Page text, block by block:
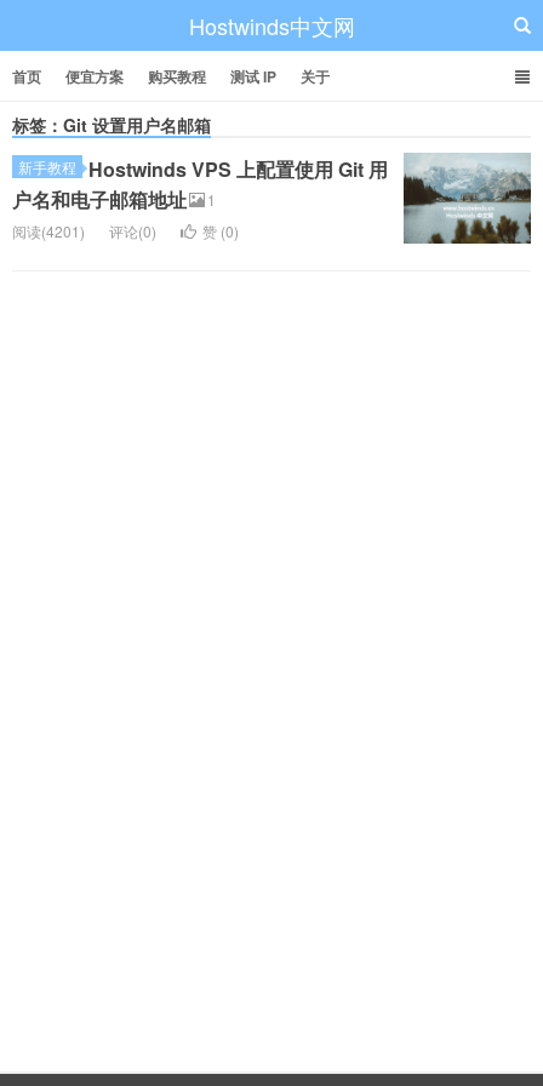
Hostwinds中文网
首页 便宜方案 购买教程 测试 IP 关于
标签：Git 设置用户名邮箱
新手教程
Hostwinds VPS 上配置使用 Git 用
户名和电子邮箱地址
1
阅读(4201)
评论(0) 赞 (0)